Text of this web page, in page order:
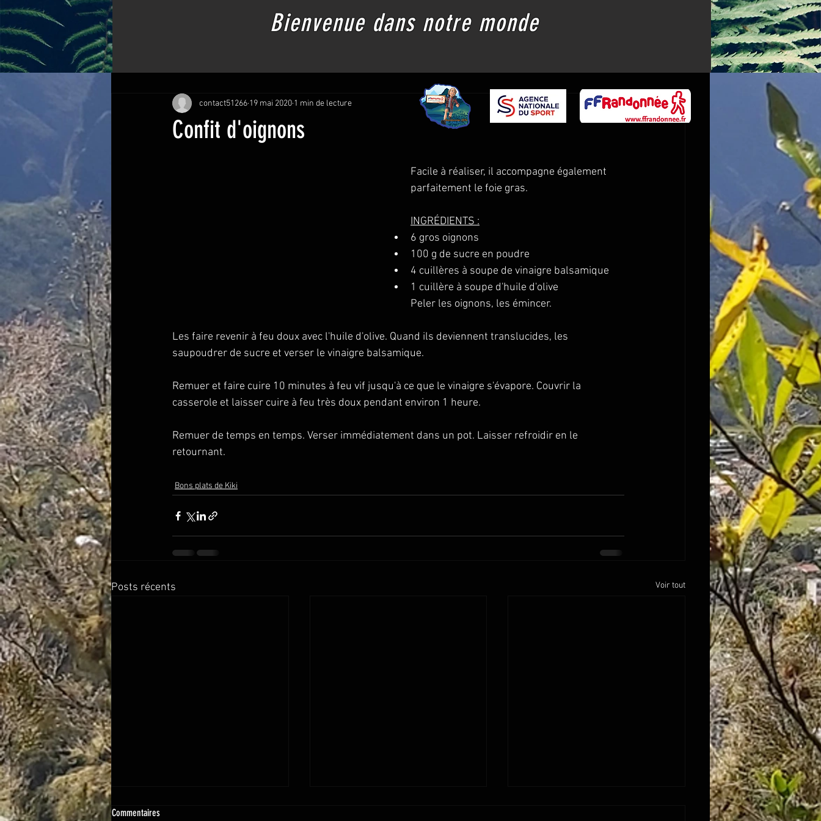
Tous les posts
Confit d'oignons
contact51266 19 mai 2020 1 min de lecture
Facile à réaliser, il accompagne également
parfaitement le foie gras.
INGRÉDIENTS :
6 gros oignons
100 g de sucre en poudre
4 cuillères à soupe de vinaigre balsamique
1 cuillère à soupe d'huile d'olive
Peler les oignons, les émincer.
Les faire revenir à feu doux avec l'huile d'olive. Quand ils deviennent translucides, les
saupoudrer de sucre et verser le vinaigre balsamique.
Remuer et faire cuire 10 minutes à feu vif jusqu'à ce que le vinaigre s'évapore. Couvrir la
casserole et laisser cuire à feu très doux pendant environ 1 heure.
Remuer de temps en temps. Verser immédiatement dans un pot. Laisser refroidir en le
retournant.
Bons plats de Kiki
Posts récents Voir tout
Commentaires
Bienvenue dans notre monde